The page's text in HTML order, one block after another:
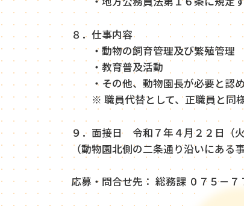
８．仕事内容
・動物の飼育管理及び繁殖管理
・教育普及活動
・その他、動物園長が必要と認
※ 職員代替として、正職員と同様
９．面接日 令和７年４月２２日（
（動物園北側の二条通り沿いにある
応募・問合せ先： 総務課 ０７５－７